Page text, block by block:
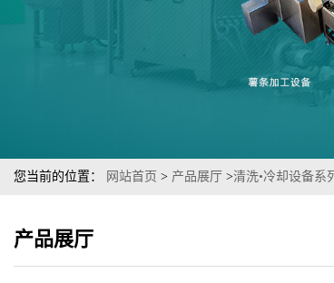
您当前的位置： 网站首页 > 产品展厅 >清洗•冷却设备系
产品展厅